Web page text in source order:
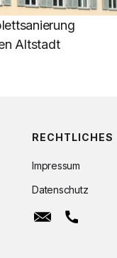
Altstadt
RECHTLICHES
Impressum
Datenschutz